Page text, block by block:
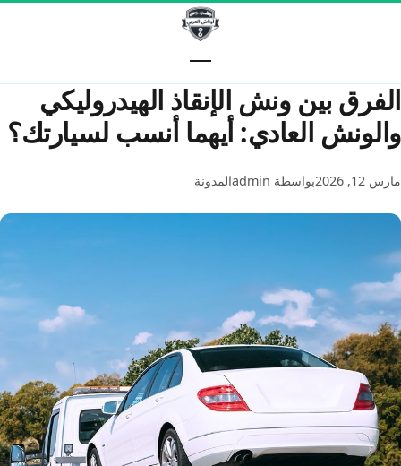
الفرق بين ونش الإنقاذ الهيدروليكي
والونش العادي: أيهما أنسب لسيارتك؟
مارس 12, 2026 بواسطة admin المدونة